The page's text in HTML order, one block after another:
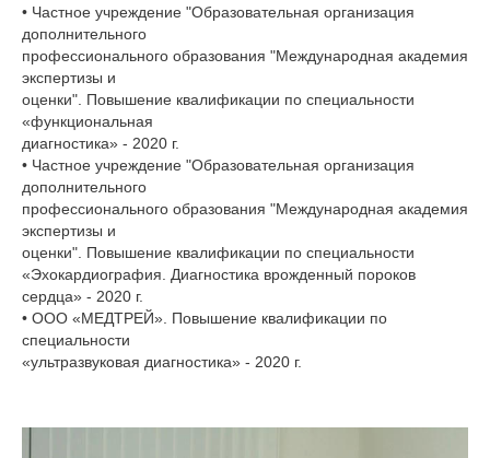
• Частное учреждение "Образовательная организация
дополнительного
профессионального образования "Международная академия
экспертизы и
оценки". Повышение квалификации по специальности
«функциональная
диагностика» - 2020 г.
• Частное учреждение "Образовательная организация
дополнительного
профессионального образования "Международная академия
экспертизы и
оценки". Повышение квалификации по специальности
«Эхокардиография. Диагностика врожденный пороков
сердца» - 2020 г.
• ООО «МЕДТРЕЙ». Повышение квалификации по
специальности
«ультразвуковая диагностика» - 2020 г.